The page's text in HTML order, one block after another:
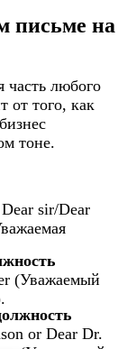
письме на
часть любого
от того, как
тоне.
Dear sir/Dear
(Уважаемый
or Dear Dr.